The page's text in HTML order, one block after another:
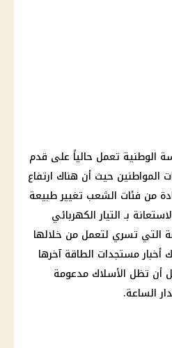
الوطنية تعمل حالياً على قدم
المواطنين حيث أن هناك ارتفاع
من فئات الشعب تغيير طبيعة
بـ التيار الكهربائي
التي تسري لتعمل من خلالها
أخبار مستجدات الطاقة آخرها
أن تظل الأسلاك مدعومة
الساعة.